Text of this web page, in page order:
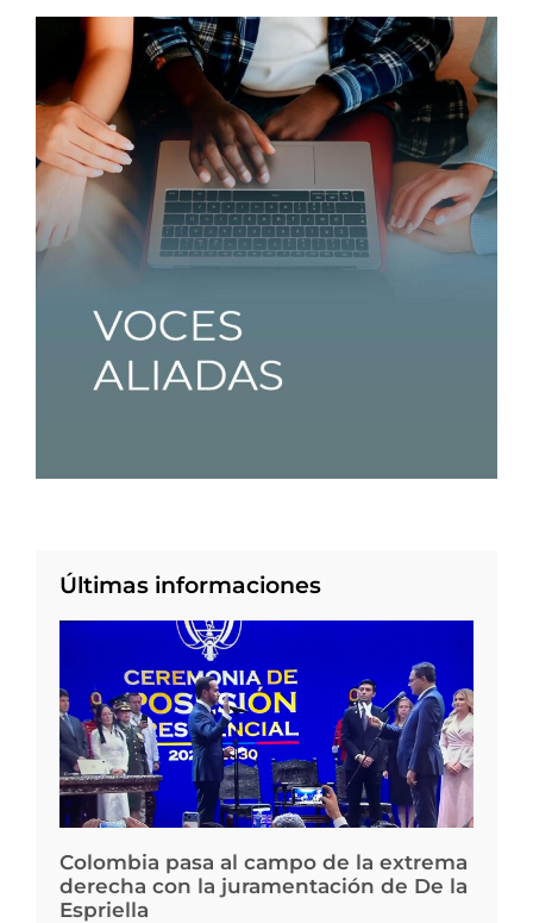
Últimas informaciones
Colombia pasa al campo de la extrema
derecha con la juramentación de De la
Espriella